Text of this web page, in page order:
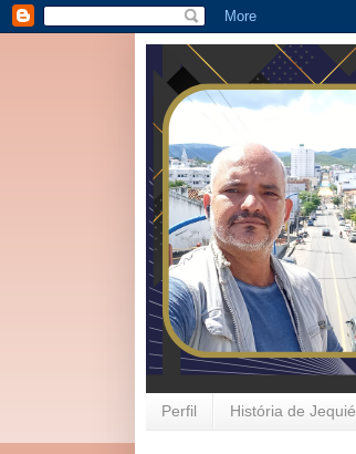
Perfil História de Jequié